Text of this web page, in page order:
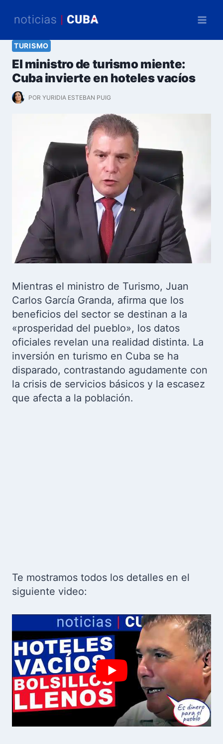
TURISMO
El ministro de turismo miente:
Cuba invierte en hoteles vacíos
POR YURIDIA ESTEBAN PUIG
Mientras el ministro de Turismo, Juan
Carlos García Granda, afirma que los
beneficios del sector se destinan a la
«prosperidad del pueblo», los datos
oficiales revelan una realidad distinta. La
inversión en turismo en Cuba se ha
disparado, contrastando agudamente con
la crisis de servicios básicos y la escasez
que afecta a la población.
Te mostramos todos los detalles en el
siguiente video: